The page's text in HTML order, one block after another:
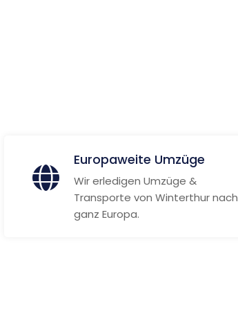
Europaweite Umzüge
Wir erledigen Umzüge &
Transporte von Winterthur nach
ganz Europa.